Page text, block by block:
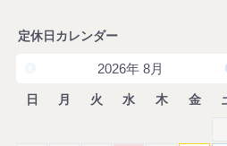
定休日カレンダー
2026年 8月
日 月 火 水 木 金